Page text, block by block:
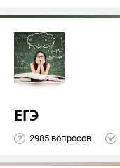
ЕГЭ
2985 вопросов